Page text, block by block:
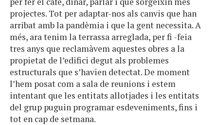
projectes. Tot per adaptar-nos als canvis que han
arribat amb la pandèmia i que la gent necessita. A
més, ara tenim la terrassa arreglada, per fi -feia
tres anys que reclamàvem aquestes obres a la
propietat de l’edifici degut als problemes
estructurals que s’havien detectat. De moment
l’hem posat com a sala de reunions i estem
intentant que les entitats allotjades i les entitats
del grup puguin programar esdeveniments, fins i
tot en cap de setmana.